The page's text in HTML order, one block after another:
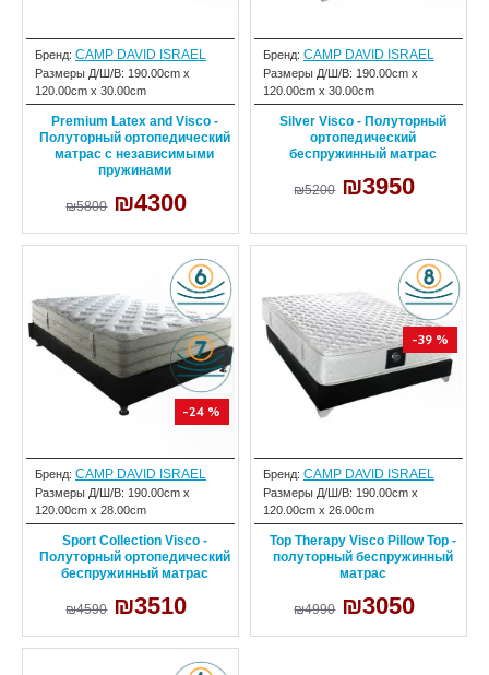
Бренд: CAMP DAVID ISRAEL
Размеры Д/Ш/В: 190.00cm x
120.00cm x 30.00cm
Premium Latex and Visco -
Полуторный ортопедический
матрас с независимыми
пружинами
₪5800 ₪4300
Бренд: CAMP DAVID ISRAEL
Размеры Д/Ш/В: 190.00cm x
120.00cm x 30.00cm
Silver Visco - Полуторный
ортопедический
беспружинный матрас
₪5200 ₪3950
-24 %
Бренд: CAMP DAVID ISRAEL
Размеры Д/Ш/В: 190.00cm x
120.00cm x 28.00cm
Sport Collection Visco -
Полуторный ортопедический
беспружинный матрас
₪4590 ₪3510
-39 %
Бренд: CAMP DAVID ISRAEL
Размеры Д/Ш/В: 190.00cm x
120.00cm x 26.00cm
Top Therapy Visco Pillow Top -
полуторный беспружинный
матрас
₪4990 ₪3050